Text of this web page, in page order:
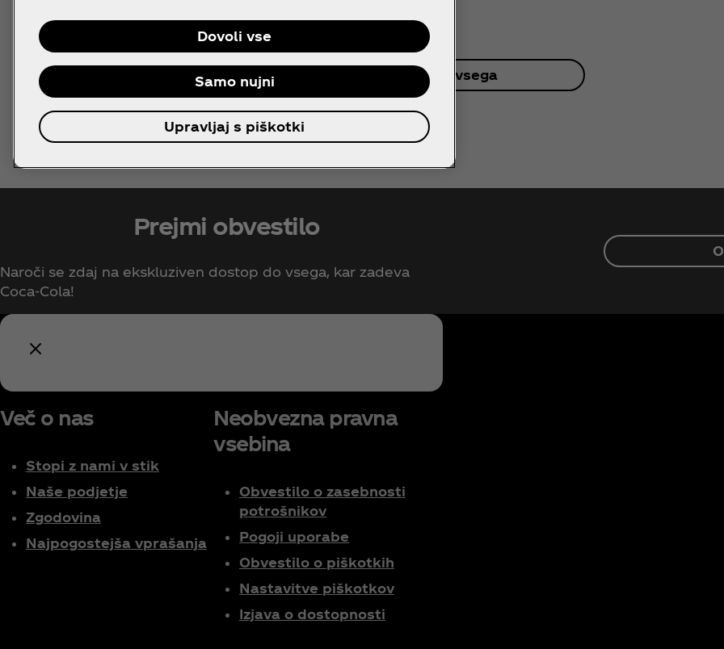
Ogled vsega
Prejmi obvestilo
Naroči se zdaj na ekskluziven dostop do vsega, kar zadeva
Coca‑Cola!
Več o nas
Stopi z nami v stik
Naše podjetje
Zgodovina
Najpogostejša vprašanja
Neobvezna pravna
vsebina
Obvestilo o zasebnosti
potrošnikov
Pogoji uporabe
Obvestilo o piškotkih
Nastavitve piškotkov
Izjava o dostopnosti
Dovoli vse
Samo nujni
Upravljaj s piškotki